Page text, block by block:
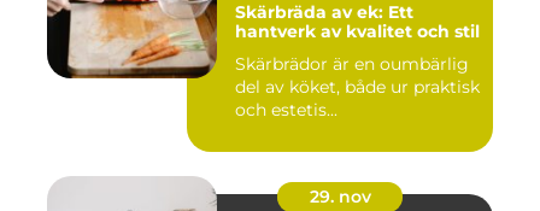
Skärbräda av ek: Ett
hantverk av kvalitet och stil
Skärbrädor är en oumbärlig
del av köket, både ur praktisk
och estetis...
29. nov